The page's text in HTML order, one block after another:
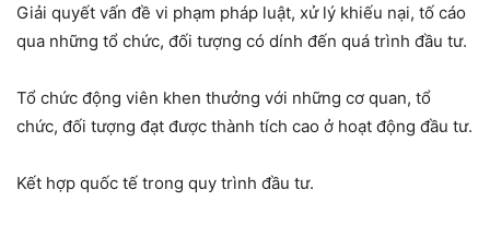
Giải quyết vấn đề vi phạm pháp luật, xử lý khiếu nại, tố cáo
qua những tổ chức, đối tượng có dính đến quá trình đầu tư.
Tổ chức động viên khen thưởng với những cơ quan, tổ
chức, đối tượng đạt được thành tích cao ở hoạt động đầu tư.
Kết hợp quốc tế trong quy trình đầu tư.